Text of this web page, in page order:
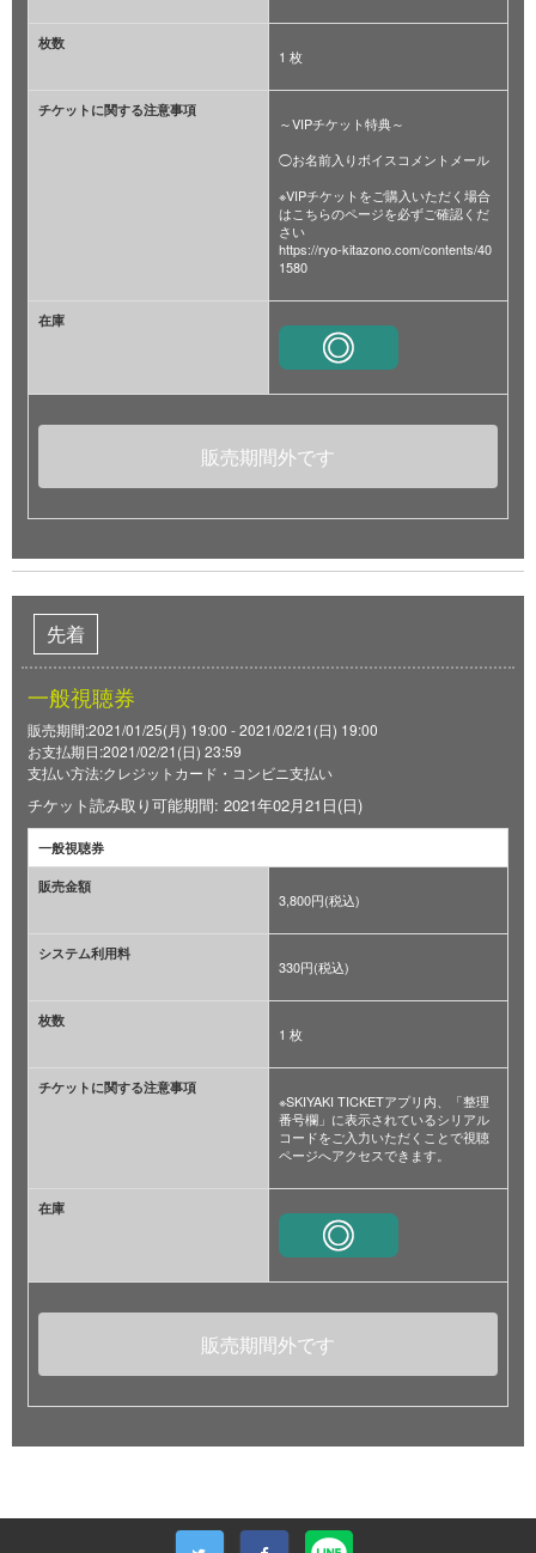
枚数
1 枚
チケットに関する注意事項
～VIPチケット特典～
◯お名前入りボイスコメントメール
※VIPチケットをご購入いただく場合
はこちらのページを必ずご確認くだ
さい
https://ryo-kitazono.com/contents/40
1580
在庫
販売期間外です
先着
一般視聴券
販売期間:2021/01/25(月) 19:00 - 2021/02/21(日) 19:00
お支払期日:2021/02/21(日) 23:59
支払い方法:クレジットカード・コンビニ支払い
チケット読み取り可能期間: 2021年02月21日(日)
一般視聴券
販売金額
3,800円(税込)
システム利用料
330円(税込)
枚数
1 枚
チケットに関する注意事項
※SKIYAKI TICKETアプリ内、「整理
番号欄」に表示されているシリアル
コードをご入力いただくことで視聴
ページへアクセスできます。
在庫
販売期間外です